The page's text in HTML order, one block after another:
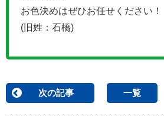
お色決めはぜひお任せください！
(旧姓：石橋)
次の記事 一覧